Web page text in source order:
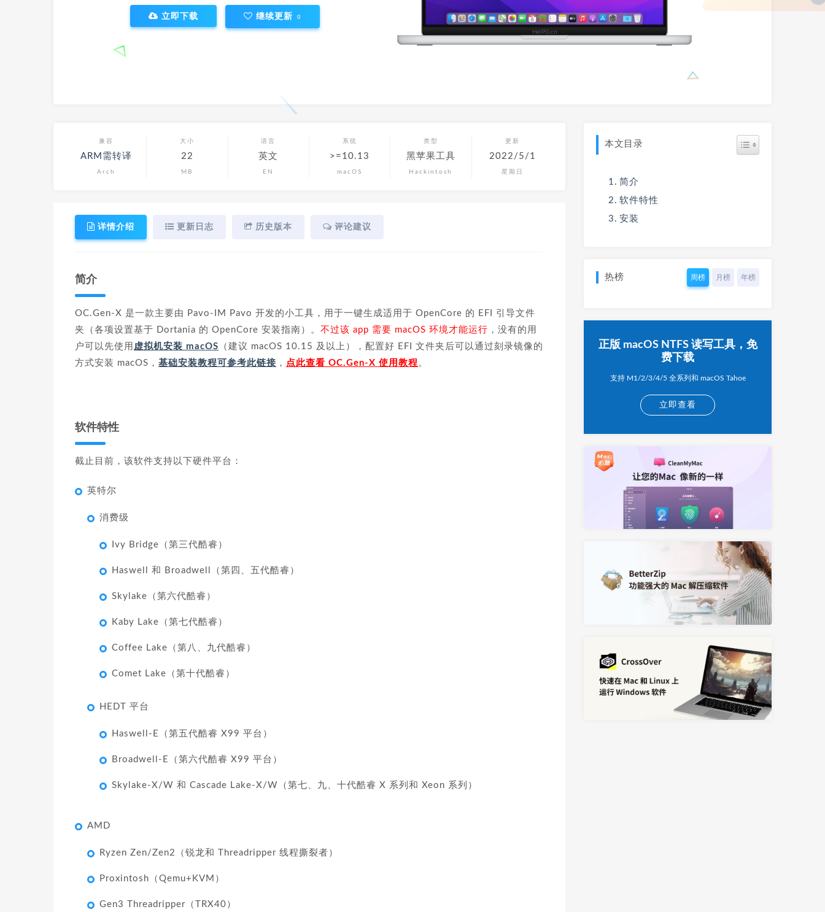
立即下载 继续更新 0
兼容
ARM需转译
Arch
大小
22
MB
语言
英文
EN
系统
>=10.13
macOS
类型
黑苹果工具
Hackintosh
更新
2022/5/1
星期日
详情介绍 更新日志 历史版本 评论建议
简介
OC.Gen-X 是一款主要由 Pavo-IM Pavo 开发的小工具，用于一键生成适用于 OpenCore 的 EFI 引导文件
夹（各项设置基于 Dortania 的 OpenCore 安装指南）。 不过该 app 需要 macOS 环境才能运行 ，没有的用
户可以先使用 虚拟机安装 macOS （建议 macOS 10.15 及以上），配置好 EFI 文件夹后可以通过刻录镜像的
方式安装 macOS， 基础安装教程可参考此链接 ， 点此查看 OC.Gen-X 使用教程。
软件特性
截止目前，该软件支持以下硬件平台：
英特尔
消费级
Ivy Bridge（第三代酷睿）
Haswell 和 Broadwell（第四、五代酷睿）
Skylake（第六代酷睿）
Kaby Lake（第七代酷睿）
Coffee Lake（第八、九代酷睿）
Comet Lake（第十代酷睿）
HEDT 平台
Haswell-E（第五代酷睿 X99 平台）
Broadwell-E（第六代酷睿 X99 平台）
Skylake-X/W 和 Cascade Lake-X/W（第七、九、十代酷睿 X 系列和 Xeon 系列）
AMD
Ryzen Zen/Zen2（锐龙和 Threadripper 线程撕裂者）
Proxintosh（Qemu+KVM）
Gen3 Threadripper（TRX40）
本文目录
简介
软件特性
安装
热榜 周榜 月榜 年榜
正版 macOS NTFS 读写工具，免
费下载
支持 M1/2/3/4/5 全系列和 macOS Tahoe
立即查看